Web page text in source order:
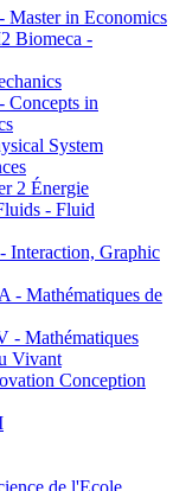
in Economics
Biomeca -
Concepts in
System
2 Énergie
- Fluid
Graphic
Mathématiques de
- Mathématiques
Vivant
Conception
de l'Ecole